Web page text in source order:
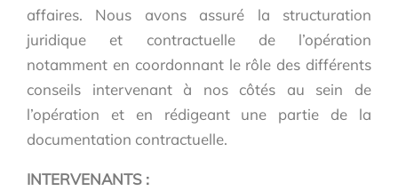
affaires. Nous avons assuré la structuration
juridique et contractuelle de l’opération
notamment en coordonnant le rôle des différents
conseils intervenant à nos côtés au sein de
l’opération et en rédigeant une partie de la
documentation contractuelle.
INTERVENANTS :